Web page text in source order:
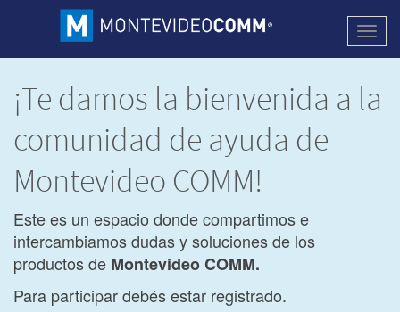
¡Te damos la bienvenida a la
comunidad de ayuda de
Montevideo COMM!
Este es un espacio donde compartimos e
intercambiamos dudas y soluciones de los
productos de Montevideo COMM.
Para participar debés estar registrado.